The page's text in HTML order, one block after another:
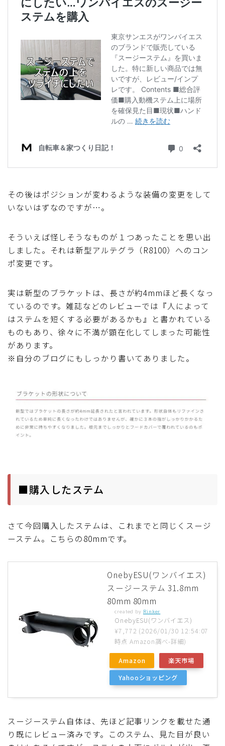
その後はポジションが変わるような装備の変更をして
いないはずなのですが…。
そういえば怪しそうなものが１つあったことを思い出
しました。それは新型アルテグラ（R8100）へのコン
ポ変更です。
実は新型のブラケットは、長さが約4mmほど長くなっ
ているのです。雑誌などのレビューでは『人によって
はステムを短くする必要があるかも』と書かれている
ものもあり、徐々に不満が顕在化してしまった可能性
があります。
※自分のブログにもしっかり書いてありました。
■購入したステム
さて今回購入したステムは、これまでと同じくスージ
ーステム。こちらの80mmです。
OnebyESU(ワンバイエス)
スージーステム 31.8mm
80mm 80mm
created by Rinker
OnebyESU(ワンバイエス)
¥7,772 (2026/01/30 12:54:07
時点 Amazon調べ-詳細)
Amazon
楽天市場
Yahooショッピング
スージーステム自体は、先ほど記事リンクを載せた通
り既にレビュー済みです。このステム、見た目が良い